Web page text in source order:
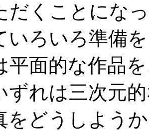
だくことにな
いろいろ準備
平面的な作品
ずれは三次元
をどうしよう